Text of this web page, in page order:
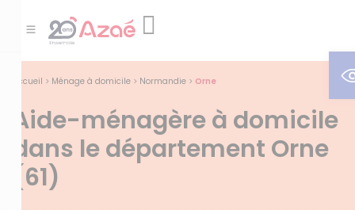
Accueil > Ménage à domicile > Normandie > Orne
Aide-ménagère à domicile
dans le département Orne
(61)